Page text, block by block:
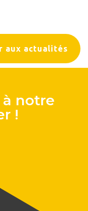
aux actualités
à notre
!